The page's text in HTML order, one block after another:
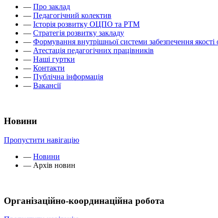
— Про заклад
— Педагогічний колектив
— Історія розвитку ОЦПО та РТМ
— Стратегія розвитку закладу
— Формування внутрішньої системи забезпечення якості
— Атестація педагогічних працівників
— Наші гуртки
— Контакти
— Публічна інформація
— Вакансії
Новини
Пропустити навігацію
— Новини
— Архів новин
Організаційно-координаційна робота